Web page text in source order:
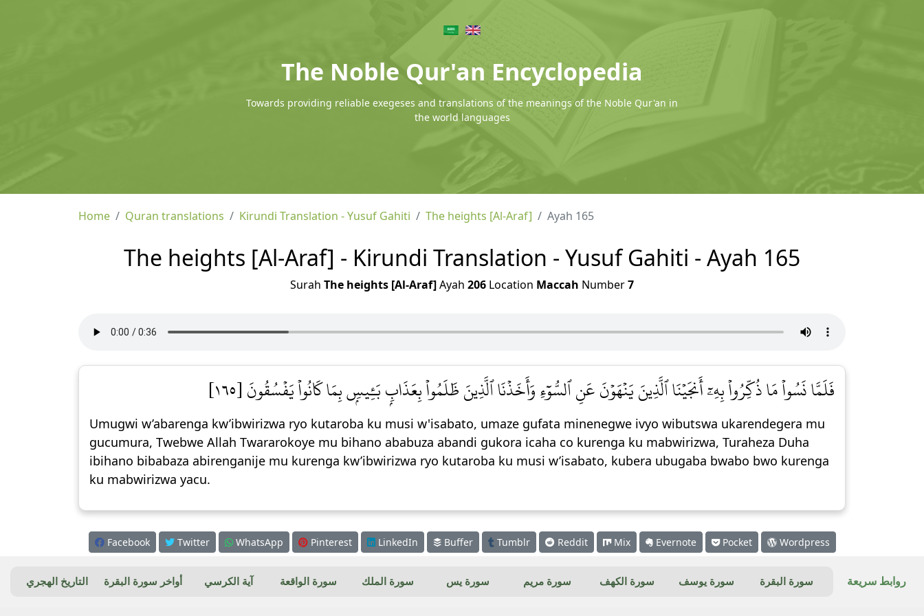
The Noble Qur'an Encyclopedia
Towards providing reliable exegeses and translations of the meanings of the Noble Qur'an in
the world languages
Home Quran translations Kirundi Translation - Yusuf Gahiti The heights [Al-Araf] Ayah 165
The heights [Al-Araf] - Kirundi Translation - Yusuf Gahiti - Ayah 165
Surah The heights [Al-Araf]Ayah 206 Location Maccah Number7
فَلَمَّا نَسُواْ مَا ذُكِّرُواْ بِهِۦٓ أَنجَيۡنَا ٱلَّذِينَ يَنۡهَوۡنَ عَنِ ٱلسُّوٓءِ وَأَخَذۡنَا ٱلَّذِينَ ظَلَمُواْ بِعَذَابِۭ بَـِٔيسِۭ بِمَا كَانُواْ يَفۡسُقُونَ [١٦٥]
Umugwi w’abarenga kw’ibwirizwa ryo kutaroba ku musi w'isabato, umaze gufata minenegwe ivyo wibutswa ukarendegera mu
gucumura, Twebwe Allah Twararokoye mu bihano ababuza abandi gukora icaha co kurenga ku mabwirizwa, Turaheza Duha
ibihano bibabaza abirenganije mu kurenga kw’ibwirizwa ryo kutaroba ku musi w’isabato, kubera ubugaba bwabo bwo kurenga
ku mabwirizwa yacu.
Facebook Twitter WhatsApp Pinterest LinkedIn Buffer Tumblr Reddit Mix Evernote Pocket Wordpress
روابط سريعة سورة البقرة سورة يوسف سورة الكهف سورة مريم سورة يس سورة الملك سورة الواقعة آية الكرسي أواخر سورة البقرة التاريخ الهجري